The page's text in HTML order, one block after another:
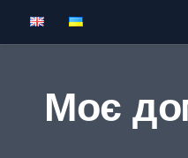
Skip to content
Моє